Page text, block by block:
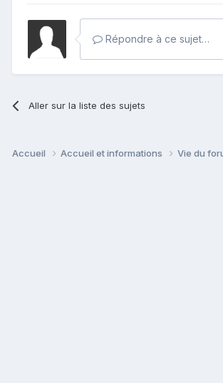
Répondre à ce sujet…
Aller sur la liste des sujets
Accueil Accueil et informations Vie du